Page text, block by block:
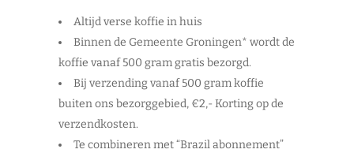
Altijd verse koffie in huis
Binnen de Gemeente Groningen* wordt de
koffie vanaf 500 gram gratis bezorgd.
Bij verzending vanaf 500 gram koffie
buiten ons bezorggebied, €2,- Korting op de
verzendkosten.
Te combineren met “Brazil abonnement”